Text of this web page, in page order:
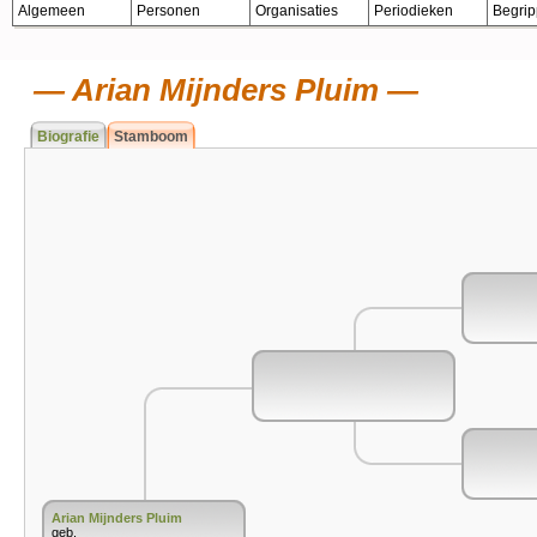
Algemeen Personen Organisaties Periodieken
Arian Mijnders Pluim
Biografie Stamboom
Arian Mijnders Pluim
geb.